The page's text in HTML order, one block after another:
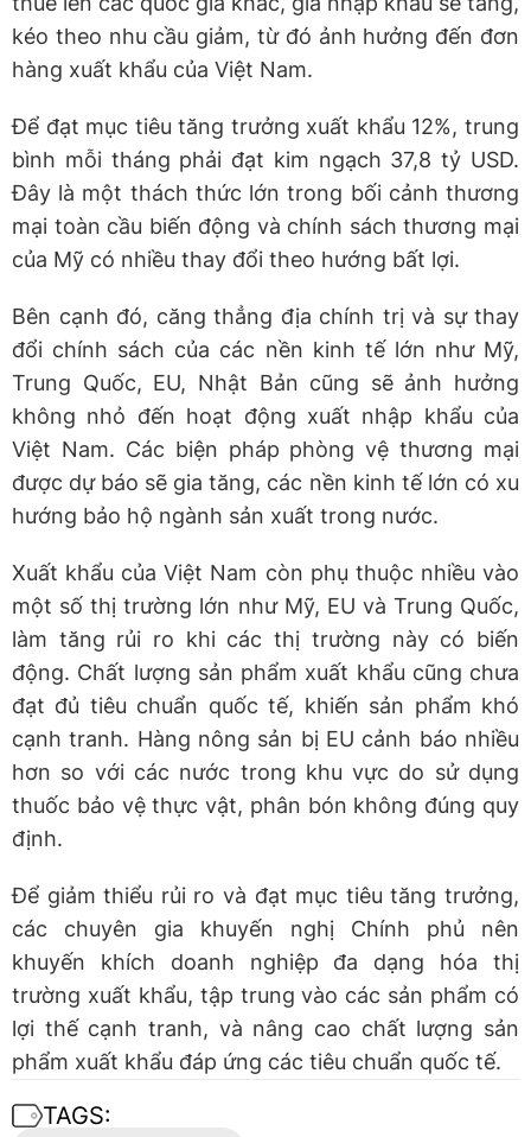
kéo theo nhu cầu giảm, từ đó ảnh hưởng đến đơn
hàng xuất khẩu của Việt Nam.
Để đạt mục tiêu tăng trưởng xuất khẩu 12%, trung
bình mỗi tháng phải đạt kim ngạch 37,8 tỷ USD.
Đây là một thách thức lớn trong bối cảnh thương
mại toàn cầu biến động và chính sách thương mại
của Mỹ có nhiều thay đổi theo hướng bất lợi.
Bên cạnh đó, căng thẳng địa chính trị và sự thay
đổi chính sách của các nền kinh tế lớn như Mỹ,
Trung Quốc, EU, Nhật Bản cũng sẽ ảnh hưởng
không nhỏ đến hoạt động xuất nhập khẩu của
Việt Nam. Các biện pháp phòng vệ thương mại
được dự báo sẽ gia tăng, các nền kinh tế lớn có xu
hướng bảo hộ ngành sản xuất trong nước.
Xuất khẩu của Việt Nam còn phụ thuộc nhiều vào
một số thị trường lớn như Mỹ, EU và Trung Quốc,
làm tăng rủi ro khi các thị trường này có biến
động. Chất lượng sản phẩm xuất khẩu cũng chưa
đạt đủ tiêu chuẩn quốc tế, khiến sản phẩm khó
cạnh tranh. Hàng nông sản bị EU cảnh báo nhiều
hơn so với các nước trong khu vực do sử dụng
thuốc bảo vệ thực vật, phân bón không đúng quy
định.
Để giảm thiểu rủi ro và đạt mục tiêu tăng trưởng,
các chuyên gia khuyến nghị Chính phủ nên
khuyến khích doanh nghiệp đa dạng hóa thị
trường xuất khẩu, tập trung vào các sản phẩm có
lợi thế cạnh tranh, và nâng cao chất lượng sản
phẩm xuất khẩu đáp ứng các tiêu chuẩn quốc tế.
TAGS: